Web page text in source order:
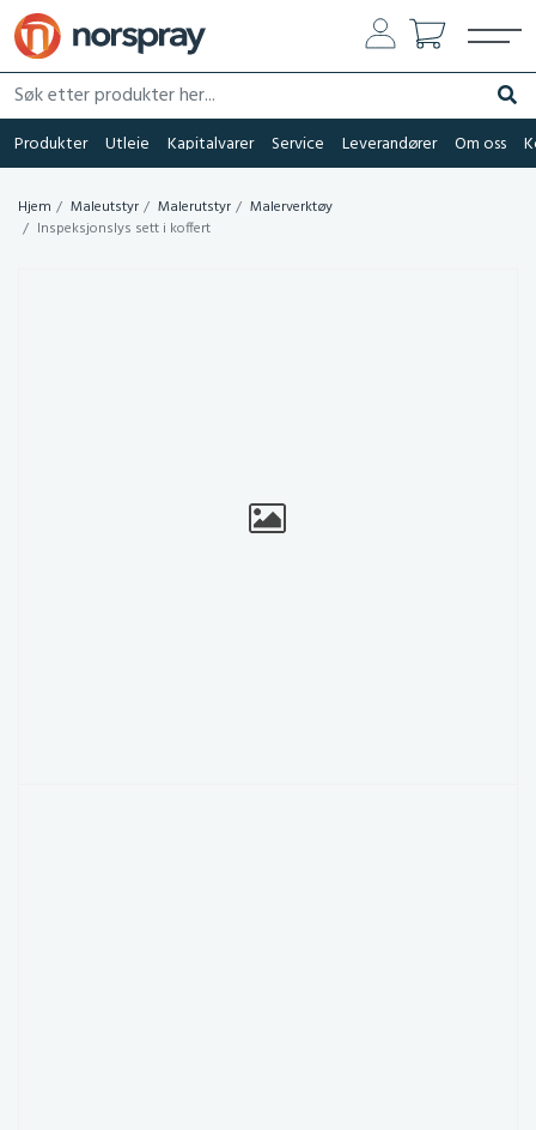
Søk etter produkter her...
Søk
Produkter Utleie Kapitalvarer Service Leverandører Om oss
Hjem Maleutstyr Malerutstyr
Malerverktøy
Inspeksjonslys sett i koffert